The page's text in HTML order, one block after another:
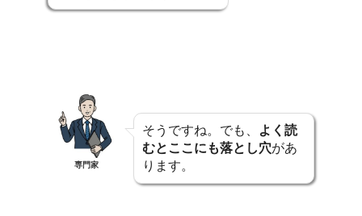
専門家
そうですね。でも、
よく読
むとここにも落とし穴があ
ります。